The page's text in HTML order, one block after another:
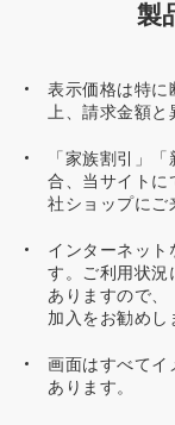
製
表示価格は特に
上、請求金額
「家族割引」
合、当サイトに
社ショップにご
インターネット
す。ご利用状況
ありますので
加入をお勧めし
画面はすべてイ
あります。